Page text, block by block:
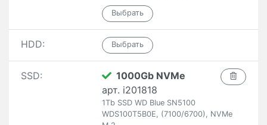
HDD:
SSD:
1000Gb NVMe
арт. i201818
1Tb SSD WD Blue SN5100
WDS100T5B0E, (7100/6700), NVMe